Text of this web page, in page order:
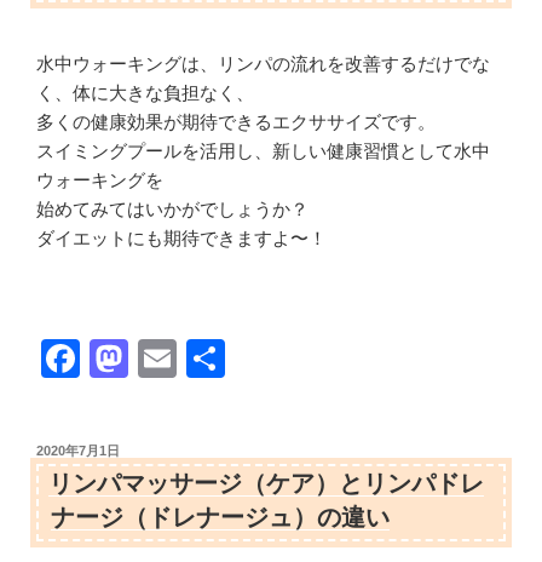
水中ウォーキングは、リンパの流れを改善するだけでな
く、体に大きな負担なく、
多くの健康効果が期待できるエクササイズです。
スイミングプールを活用し、新しい健康習慣として水中
ウォーキングを
始めてみてはいかがでしょうか？
ダイエットにも期待できますよ〜！
F
c
e
b
o
M
o
d
o
E
投
稿
日:
2020年7月1日
リンパマッサージ（ケア）とリンパドレ
ナージ（ドレナージュ）の違い